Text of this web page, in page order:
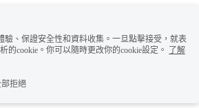
驗、保證安全性和資料收集。一旦點擊接受，就表
的cookie。你可以隨時更改你的cookie設定。
了解
拒絕